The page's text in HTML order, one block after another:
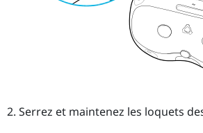
Serrez et maintenez les loquets